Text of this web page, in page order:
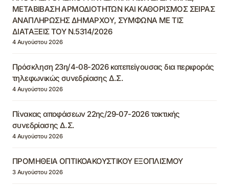
ΜΕΤΑΒΙΒΑΣΗ ΑΡΜΟΔΙΟΤΗΤΩΝ ΚΑΙ ΚΑΘΟΡΙΣΜΟΣ ΣΕΙΡΑΣ
ΑΝΑΠΛΗΡΩΣΗΣ ΔΗΜΑΡΧΟΥ, ΣΥΜΦΩΝΑ ΜΕ ΤΙΣ
ΔΙΑΤΑΞΕΙΣ ΤΟΥ Ν.5314/2026
4 Αυγούστου 2026
Πρόσκληση 23η/4-08-2026 κατεπείγουσας δια περιφοράς
τηλεφωνικώς συνεδρίασης Δ.Σ.
4 Αυγούστου 2026
Πίνακας αποφάσεων 22ης/29-07-2026 τακτικής
συνεδρίασης Δ.Σ.
4 Αυγούστου 2026
ΠΡΟΜΗΘΕΙΑ ΟΠΤΙΚΟΑΚΟΥΣΤΙΚΟΥ ΕΞΟΠΛΙΣΜΟΥ
3 Αυγούστου 2026